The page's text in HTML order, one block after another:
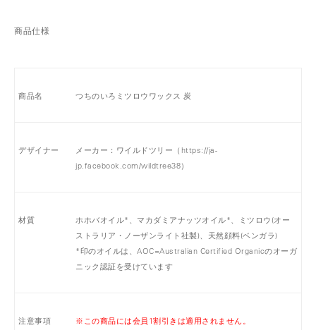
商品仕様
商品名 つちのいろミツロウワックス 炭
デザイナー メーカー：ワイルドツリー（ https://ja-
jp.facebook.com/wildtree38）
材質
ホホバオイル*、マカダミアナッツオイル*、ミツロウ(オー
ストラリア・ノーザンライト社製)、天然顔料(ベンガラ)
*印のオイルは、AOC=Australian Certified Organicのオーガ
ニック認証を受けています
注意事項
※この商品には会員1割引きは適用されません。